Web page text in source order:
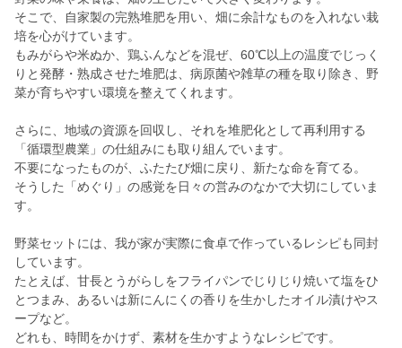
そこで、自家製の完熟堆肥を用い、畑に余計なものを入れない栽
培を心がけています。
もみがらや米ぬか、鶏ふんなどを混ぜ、60℃以上の温度でじっく
りと発酵・熟成させた堆肥は、病原菌や雑草の種を取り除き、野
菜が育ちやすい環境を整えてくれます。
さらに、地域の資源を回収し、それを堆肥化として再利用する
「循環型農業」の仕組みにも取り組んでいます。
不要になったものが、ふたたび畑に戻り、新たな命を育てる。
そうした「めぐり」の感覚を日々の営みのなかで大切にしていま
す。
野菜セットには、我が家が実際に食卓で作っているレシピも同封
しています。
たとえば、甘長とうがらしをフライパンでじりじり焼いて塩をひ
とつまみ、あるいは新にんにくの香りを生かしたオイル漬けやス
ープなど。
どれも、時間をかけず、素材を生かすようなレシピです。